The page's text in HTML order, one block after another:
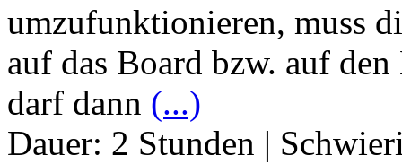
umzufunktionieren, muss
auf das Board bzw. auf
darf dann (...)
Dauer: 2 Stunden |